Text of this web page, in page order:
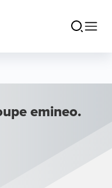
emineo.